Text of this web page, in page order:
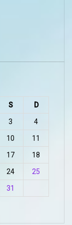
S D
3 4
10 11
17 18
24 25
31